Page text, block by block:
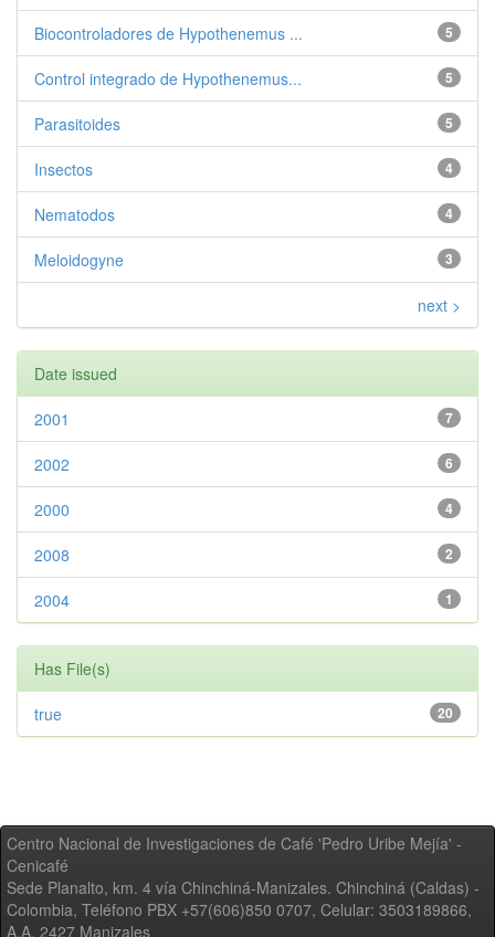
5
Biocontroladores de Hypothenemus ...
5
Control integrado de Hypothenemus...
5
Parasitoides
4
Insectos
4
Nematodos
3
Meloidogyne
next >
Date issued
7
2001
6
2002
4
2000
2
2008
1
2004
Has File(s)
20
true
Centro Nacional de Investigaciones de Café 'Pedro Uribe Mejía' -
Cenicafé
Sede Planalto, km. 4 vía Chinchiná-Manizales. Chinchiná (Caldas) -
Colombia, Teléfono PBX +57(606)850 0707, Celular: 3503189866,
A.A. 2427 Manizales